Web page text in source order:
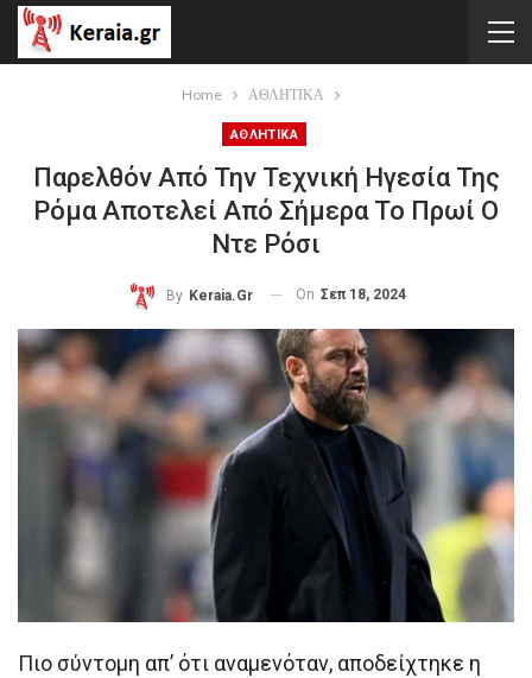
Home ΑΘΛΗΤΙΚΑ
ΑΘΛΗΤΙΚΑ
Παρελθόν Από Την Τεχνική Ηγεσία Της
Ρόμα Αποτελεί Από Σήμερα Το Πρωί Ο
Ντε Ρόσι
By Keraia.gr On Σεπ 18, 2024
Πιο σύντομη απ’ ότι αναμενόταν, αποδείχτηκε η